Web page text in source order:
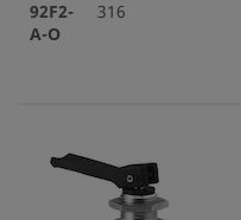
92F2-
A-O
316